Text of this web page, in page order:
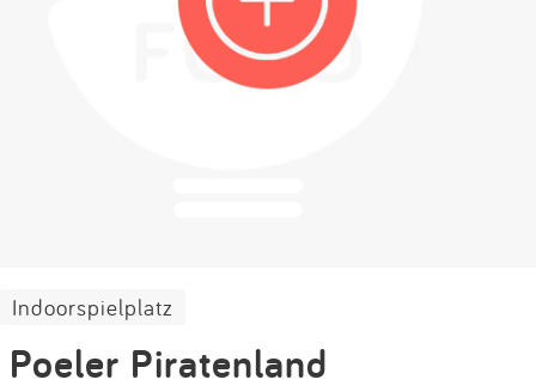
Kontakt
Impressum
Indoorspielplatz
Poeler Piratenland